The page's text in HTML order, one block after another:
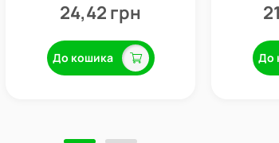
24,42 грн
До кошика До